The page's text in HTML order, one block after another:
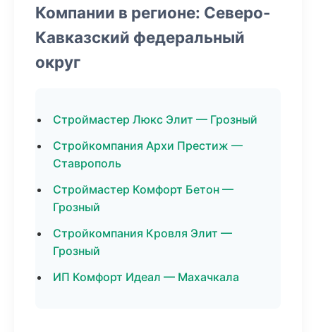
Компании в регионе: Северо-
Кавказский федеральный
округ
Строймастер Люкс Элит — Грозный
Стройкомпания Архи Престиж —
Ставрополь
Строймастер Комфорт Бетон —
Грозный
Стройкомпания Кровля Элит —
Грозный
ИП Комфорт Идеал — Махачкала